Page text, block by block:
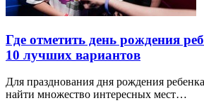
Где отметить день рождения
10 лучших вариантов
Для празднования дня рождения
найти множество интересных мест…